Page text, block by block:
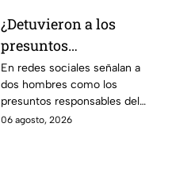
¿Detuvieron a los
presuntos
responsables del caso
de César Gastélum?
Esto sabemos
En redes sociales señalan a
dos hombres como los
presuntos responsables del
hecho.
06 agosto, 2026